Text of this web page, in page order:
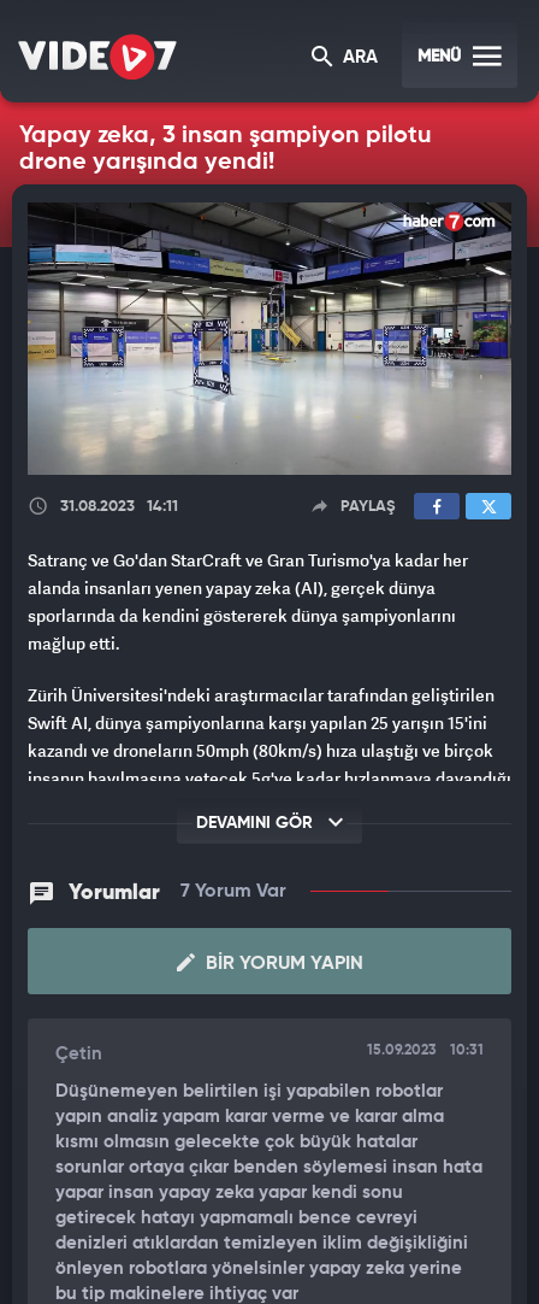
ARA MENÜ
Yapay zeka, 3 insan şampiyon pilotu
drone yarışında yendi!
31.08.2023 14:11 PAYLAŞ
Satranç ve Go'dan StarCraft ve Gran Turismo'ya kadar her
alanda insanları yenen yapay zeka (AI), gerçek dünya
sporlarında da kendini göstererek dünya şampiyonlarını
mağlup etti.
Zürih Üniversitesi'ndeki araştırmacılar tarafından geliştirilen
Swift AI, dünya şampiyonlarına karşı yapılan 25 yarışın 15'ini
kazandı ve droneların 50mph (80km/s) hıza ulaştığı ve birçok
insanın bayılmasına yetecek 5g'ye kadar hızlanmaya dayandığı
Swift'in geliştirilmesine yardımcı olan araştırmacılardan Elia
Kaufmann,
desteklenen bir robotun, insanlar için ve insanlar tarafından
tasarlanan gerçek bir fiziksel sporda bir insan şampiyonu ilk
temiz bir şekilde geçilmesi gereken kapılarla noktalı bir parkur
etrafında bir drone uçurmayı içeriyor. Pilotlar parkuru drone'a
monte edilmiş bir kameradan gelen video beslemesi
aracılığıyla takip ettiler.
Yarışmanın sonucunda yapay zeka insan dorene pilotlarına
karşı üstün bir galibiyet elde etti.
DEVAMINI GÖR
Yorumlar 7 Yorum Var
BIR YORUM YAPIN
Çetin 15.09.2023 10:31
Düşünemeyen belirtilen işi yapabilen robotlar
yapın analiz yapam karar verme ve karar alma
kısmı olmasın gelecekte çok büyük hatalar
sorunlar ortaya çıkar benden söylemesi insan hata
yapar insan yapay zeka yapar kendi sonu
getirecek hatayı yapmamalı bence cevreyi
denizleri atıklardan temizleyen iklim değişikliğini
önleyen robotlara yönelsinler yapay zeka yerine
bu tip makinelere ihtiyaç var